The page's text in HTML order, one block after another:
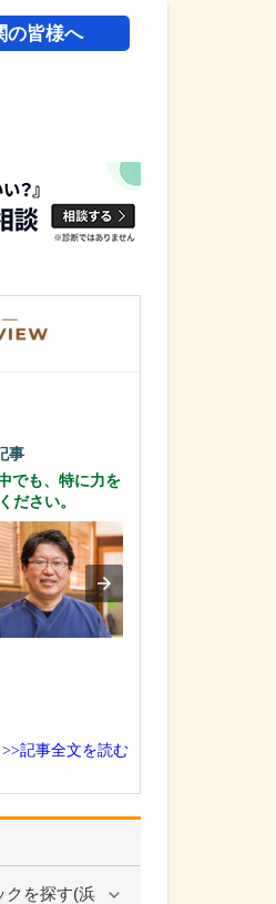
の皆様へ
クを探す(浜
事
でも、特に力を
ださい。
>>記事全文を読む